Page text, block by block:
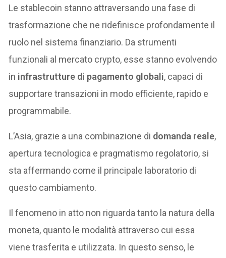
Le stablecoin stanno attraversando una fase di
trasformazione che ne ridefinisce profondamente il
ruolo nel sistema finanziario. Da strumenti
funzionali al mercato crypto, esse stanno evolvendo
in infrastrutture di pagamento globali, capaci di
supportare transazioni in modo efficiente, rapido e
programmabile.
L’Asia, grazie a una combinazione di domanda reale,
apertura tecnologica e pragmatismo regolatorio, si
sta affermando come il principale laboratorio di
questo cambiamento.
Il fenomeno in atto non riguarda tanto la natura della
moneta, quanto le modalità attraverso cui essa
viene trasferita e utilizzata. In questo senso, le